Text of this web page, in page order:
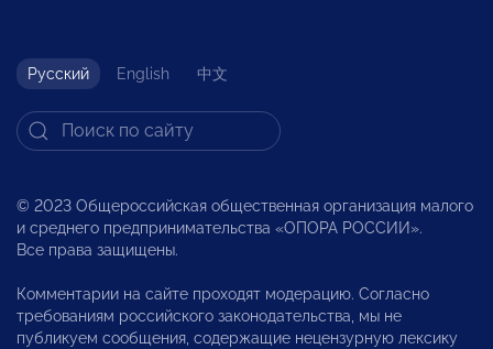
Русский English 中文
© 2023 Общероссийская общественная организация малого
и среднего предпринимательства «ОПОРА РОССИИ».
Все права защищены.
Комментарии на сайте проходят модерацию. Согласно
требованиям российского законодательства, мы не
публикуем сообщения, содержащие нецензурную лексику